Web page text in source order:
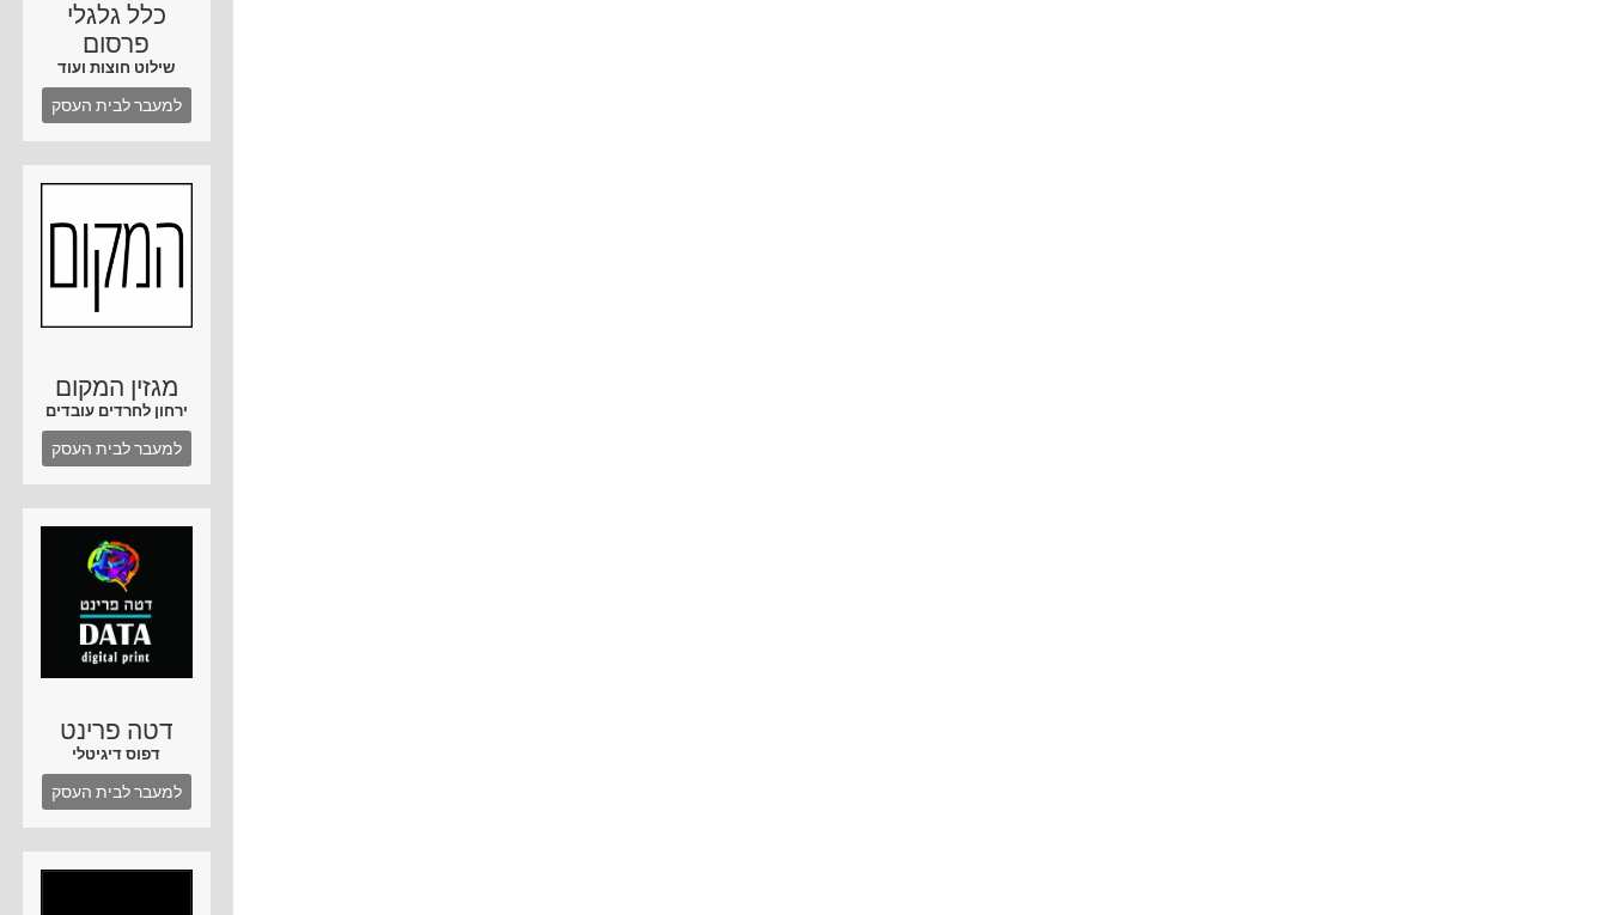
כלל גלגלי
פרסום
שילוט חוצות ועוד
למעבר לבית העסק
מגזין המקום
ירחון לחרדים עובדים
למעבר לבית העסק
דטה פרינט
דפוס דיגיטלי
למעבר לבית העסק